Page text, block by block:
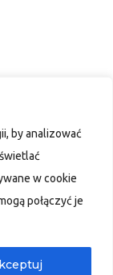
by analizować
w cookie
połączyć je